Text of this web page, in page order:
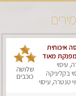
איכותית
מאוד
עיסוי
בקליניקה
טנטרה, עיסוי
שלושה
כוכבים